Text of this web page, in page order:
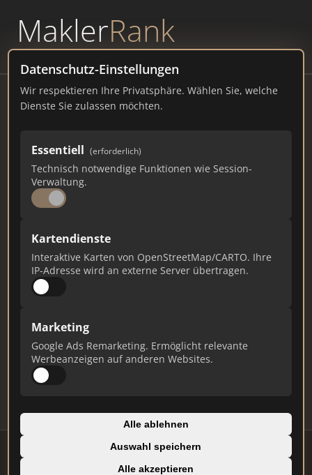
MaklerRank
powered byWAVEPOINT
Datenschutz-Einstellungen
Wir respektieren Ihre Privatsphäre. Wählen Sie, welche
Dienste Sie zulassen möchten.
Essentiell (erforderlich)
Technisch notwendige Funktionen wie Session-
Verwaltung.
Kartendienste
Interaktive Karten von OpenStreetMap/CARTO. Ihre
IP-Adresse wird an externe Server übertragen.
Marketing
Google Ads Remarketing. Ermöglicht relevante
Werbeanzeigen auf anderen Websites.
Alle ablehnen
Auswahl speichern
Alle akzeptieren
Gabriel Czajor Immobilien GmbH -
Immobilienberatung
Klotzstraße 19, 40721 Hilden Kontakt
536
Gesamtpunkte StädteTop 10 Rankings
Verifizieren Sie Ihr Profil, bearbeiten Sie Ihre
Daten und erhalten Sie monatliche Ranking-
Updates.